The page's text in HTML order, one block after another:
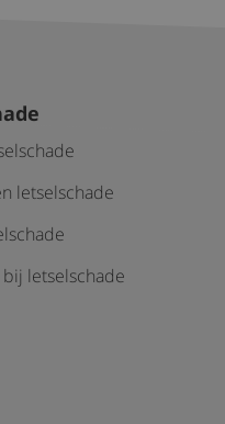
letselschade
letselschade